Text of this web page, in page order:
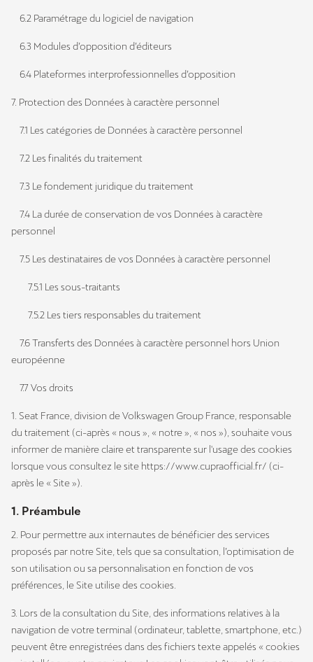
6.2 Paramétrage du logiciel de navigation
6.3 Modules d’opposition d’éditeurs
6.4 Plateformes interprofessionnelles d’opposition
7. Protection des Données à caractère personnel
7.1 Les catégories de Données à caractère personnel
7.2 Les finalités du traitement
7.3 Le fondement juridique du traitement
7.4 La durée de conservation de vos Données à caractère
personnel
7.5 Les destinataires de vos Données à caractère personnel
7.5.1 Les sous-traitants
7.5.2 Les tiers responsables du traitement
7.6 Transferts des Données à caractère personnel hors Union
européenne
7.7 Vos droits
1. Seat France, division de Volkswagen Group France, responsable
du traitement (ci-après « nous », « notre », « nos »), souhaite vous
informer de manière claire et transparente sur l'usage des cookies
lorsque vous consultez le site https://www.cupraofficial.fr/ (ci-
après le « Site »).
1. Préambule
2. Pour permettre aux internautes de bénéficier des services
proposés par notre Site, tels que sa consultation, l’optimisation de
son utilisation ou sa personnalisation en fonction de vos
préférences, le Site utilise des cookies.
3. Lors de la consultation du Site, des informations relatives à la
navigation de votre terminal (ordinateur, tablette, smartphone, etc.)
peuvent être enregistrées dans des fichiers texte appelés « cookies